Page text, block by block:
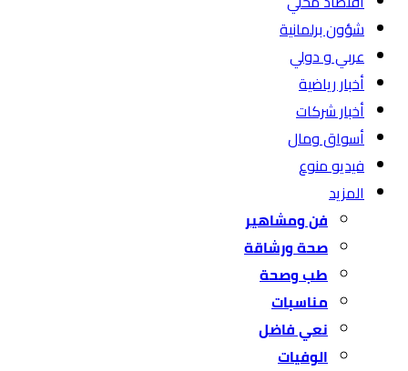
شؤون برلمانية
عربي و دولي
أخبار رياضية
أخبار شركات
أسواق ومال
فيديو منوع
المزيد
فن ومشاهير
صحة ورشاقة
طب وصحة
مناسبات
نعي فاضل
الوفيات